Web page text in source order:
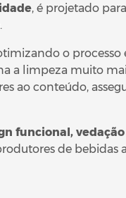
, é projetado
o processo
a limpeza muito
ao conteúdo,
funcional,
de bebidas